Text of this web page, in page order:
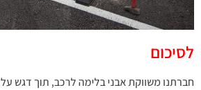
לסיכום
חברתנו משווקת אבני בלימה לרכב, תוך דגש